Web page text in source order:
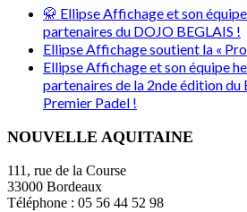
🥋 Ellipse Affichage et son
partenaires du DOJO BEGLAIS !
Ellipse Affichage soutient la «
Ellipse Affichage et son équipe
partenaires de la 2nde édition
Premier Padel !
NOUVELLE AQUITAINE
111, rue de la Course
33000 Bordeaux
Téléphone : 05 56 44 52 98